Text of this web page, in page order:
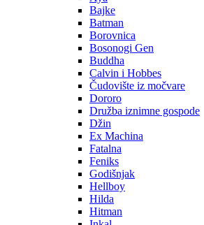
Bajke
Batman
Borovnica
Bosonogi Gen
Buddha
Calvin i Hobbes
Čudovište iz močvare
Dororo
Družba iznimne gospode
Džin
Ex Machina
Fatalna
Feniks
Godišnjak
Hellboy
Hilda
Hitman